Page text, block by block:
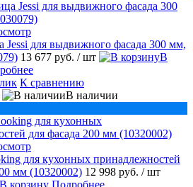
Jessi для выдвижного фасада 300 мм,
13 677 руб. / шт
В
К сравнению
В наличии
для кухонных принадлежностей
мм (10320002) 12 998 руб. / шт
В корзину Подробнее